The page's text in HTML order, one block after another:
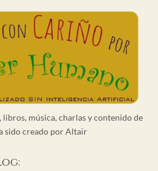
libros, música, charlas y contenido de
sido creado por Altaïr